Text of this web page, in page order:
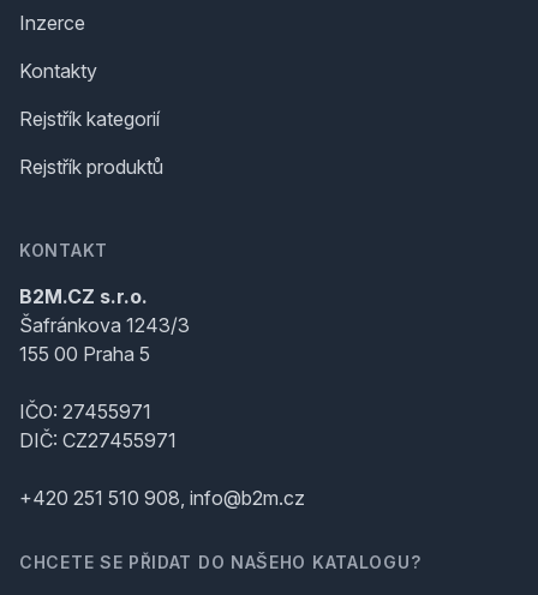
Inzerce
Kontakty
Rejstřík kategorií
Rejstřík produktů
KONTAKT
B2M.CZ s.r.o.
Šafránkova 1243/3
155 00 Praha 5
IČO: 27455971
DIČ: CZ27455971
+420 251 510 908, info@b2m.cz
CHCETE SE PŘIDAT DO NAŠEHO KATALOGU?